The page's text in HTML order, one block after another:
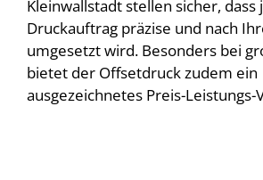
Kleinwallstadt stellen sicher, dass
Druckauftrag präzise und nach
umgesetzt wird. Besonders bei
bietet der Offsetdruck zudem ein
ausgezeichnetes Preis-Leistungs-